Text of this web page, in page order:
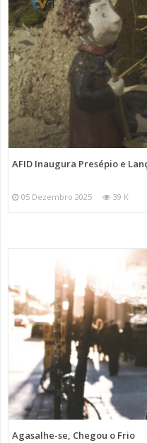
AFID Inaugura Presépio e
05 Dezembro 2025 39 K
Agasalhe-se, Chegou o Frio